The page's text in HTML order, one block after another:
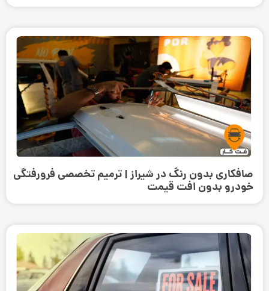
صافکاری بدون رنگ در شیراز | ترمیم تخصصی فرورفتگی
خودرو بدون افت قیمت